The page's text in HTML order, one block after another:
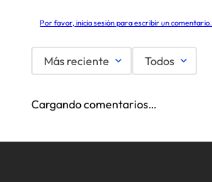
Por favor, inicia sesión para escribir un comentario.
Más reciente Todos
Cargando comentarios…